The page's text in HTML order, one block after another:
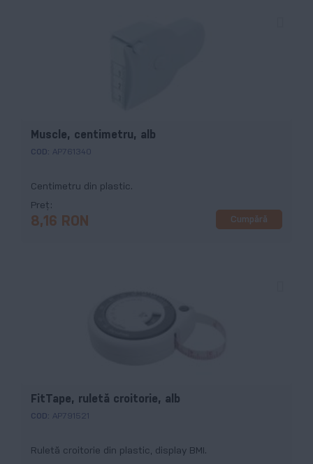
Muscle, centimetru, alb
COD: AP761340
Centimetru din plastic.
Preț
8,16 RON Cumpără
FitTape, ruletă croitorie, alb
COD: AP791521
Ruletă croitorie din plastic, display BMI.